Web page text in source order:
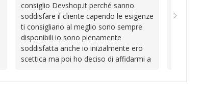
consiglio Devshop.it perché sanno
soddisfare il cliente capendo le esigenze
ti consigliano al meglio sono sempre
disponibili io sono pienamente
soddisfatta anche io inizialmente ero
scettica ma poi ho deciso di affidarmi a
cambio